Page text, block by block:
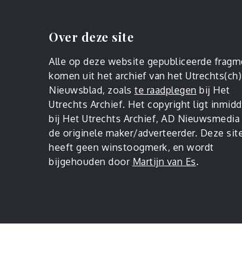
Over deze site
Alle op deze website gepubliceerde
komen uit het archief van het Utrechts(ch)
Nieuwsblad, zoals te raadplegen bij Het
Utrechts Archief. Het copyright ligt
bij Het Utrechts Archief, AD
de originele maker/adverteerder. Deze
heeft geen winstoogmerk, en wordt
bijgehouden door Martijn van Es.